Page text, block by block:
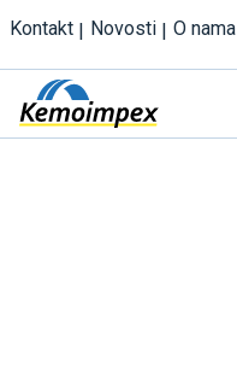
Kontakt Novosti O nama